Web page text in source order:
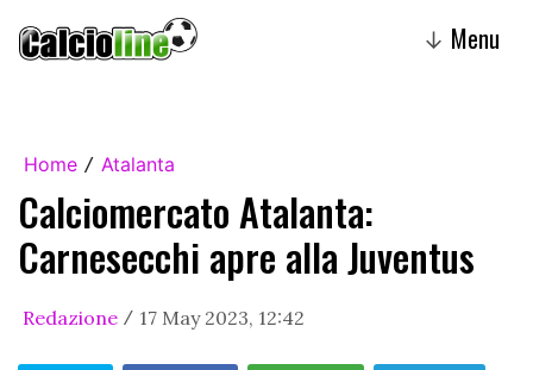
↓ Menu
Home / Atalanta
Calciomercato Atalanta:
Carnesecchi apre alla Juventus
Redazione / 17 May 2023, 12:42